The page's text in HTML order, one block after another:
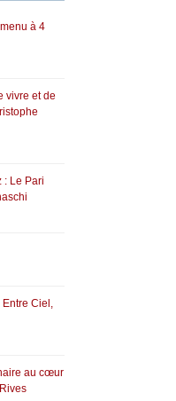
à 4
vivre et de
: Le Pari
Entre Ciel,
au cœur